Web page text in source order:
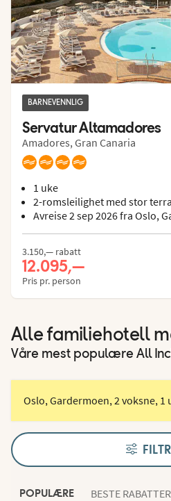
BARNEVENNLIG
Servatur Altamadores
Amadores, Gran Canaria
1 uke
2-romsleilighet med stor
Avreise 2 sep 2026 fra Oslo,
3.150,— rabatt
12.095,—
Pris pr. person
Alle familiehotell
Våre mest populære All
Oslo, Gardermoen, 2 voksne, 1
POPULÆRE BESTE RABATTER